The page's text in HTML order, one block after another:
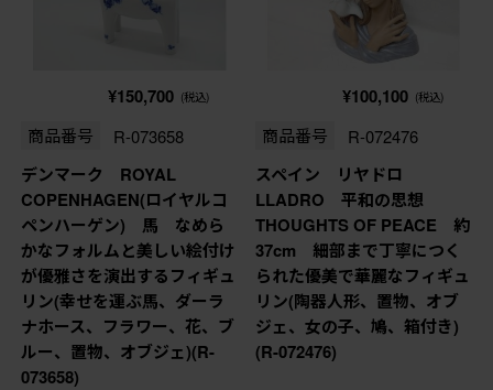
¥150,700 (税込)
商品番号 R-073658
デンマーク ROYAL
COPENHAGEN(ロイヤルコ
ペンハーゲン) 馬 なめら
かなフォルムと美しい絵付け
が優雅さを演出するフィギュ
リン(幸せを運ぶ馬、ダーラ
ナホース、フラワー、花、ブ
ルー、置物、オブジェ)(R-
073658)
¥100,100 (税込)
商品番号 R-072476
スペイン リヤドロ
LLADRO 平和の思想
THOUGHTS OF PEACE 約
37cm 細部まで丁寧につく
られた優美で華麗なフィギュ
リン(陶器人形、置物、オブ
ジェ、女の子、鳩、箱付き)
(R-072476)